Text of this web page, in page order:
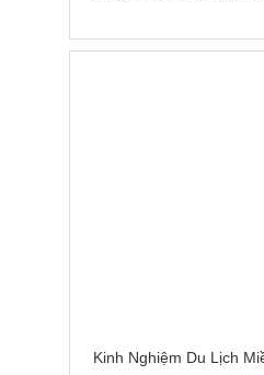
Kinh Nghiệm Du Lịch